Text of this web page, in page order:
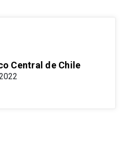
Central de Chile